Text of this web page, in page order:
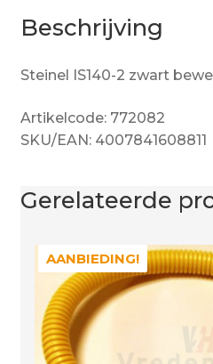
Beschrijving
Steinel IS140-2 zwart
Artikelcode: 772082
SKU/EAN: 4007841608811
Gerelateerde
AANBIEDING!
AANBIEDING!